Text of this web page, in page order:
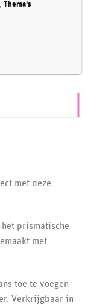
,Thema's
met deze
prismatische
met
toe te voegen
Verkrijgbaar in